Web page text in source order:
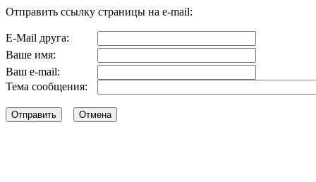
Отправить ссылку страницы на e-mail:
E-Mail друга:
Ваше имя:
Ваш e-mail:
Тема сообщения: